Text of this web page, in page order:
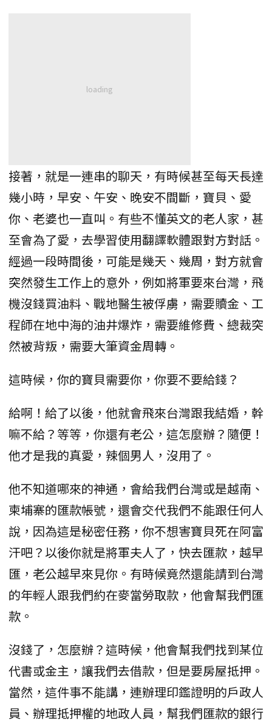
接著，就是一連串的聊天，有時候甚至每天長達
幾小時，早安、午安、晚安不間斷，寶貝、愛
你、老婆也一直叫。有些不懂英文的老人家，甚
至會為了愛，去學習使用翻譯軟體跟對方對話。
經過一段時間後，可能是幾天、幾周，對方就會
突然發生工作上的意外，例如將軍要來台灣，飛
機沒錢買油料、戰地醫生被俘虜，需要贖金、工
程師在地中海的油井爆炸，需要維修費、總裁突
然被背叛，需要大筆資金周轉。
這時候，你的寶貝需要你，你要不要給錢？
給啊！給了以後，他就會飛來台灣跟我結婚，幹
嘛不給？等等，你還有老公，這怎麼辦？隨便！
他才是我的真愛，辣個男人，沒用了。
他不知道哪來的神通，會給我們台灣或是越南、
柬埔寨的匯款帳號，還會交代我們不能跟任何人
說，因為這是秘密任務，你不想害寶貝死在阿富
汗吧？以後你就是將軍夫人了，快去匯款，越早
匯，老公越早來見你。有時候竟然還能請到台灣
的年輕人跟我們約在麥當勞取款，他會幫我們匯
款。
沒錢了，怎麼辦？這時候，他會幫我們找到某位
代書或金主，讓我們去借款，但是要房屋抵押。
當然，這件事不能講，連辦理印鑑證明的戶政人
員、辦理抵押權的地政人員，幫我們匯款的銀行